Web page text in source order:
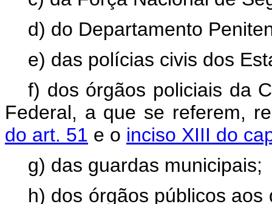
d) do Departamento
e) das polícias civis dos
f) dos órgãos policiais da
Federal, a que se referem,
do art. 51 e o inciso XIII do
g) das guardas municipais;
h) dos órgãos públicos